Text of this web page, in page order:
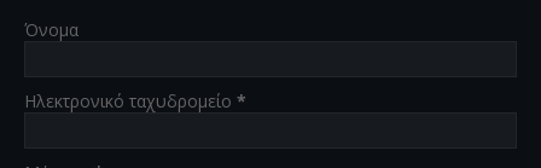
Όνομα
Ηλεκτρονικό ταχυδρομείο *